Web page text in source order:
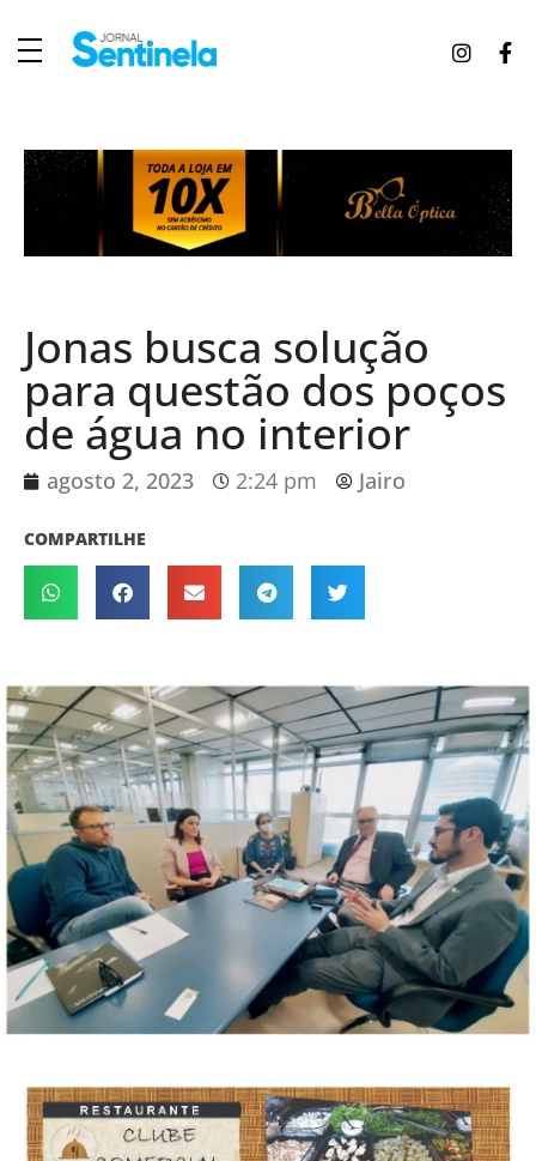
Jonas busca solução
para questão dos poços
de água no interior
agosto 2, 2023 2:24 pm Jairo
COMPARTILHE